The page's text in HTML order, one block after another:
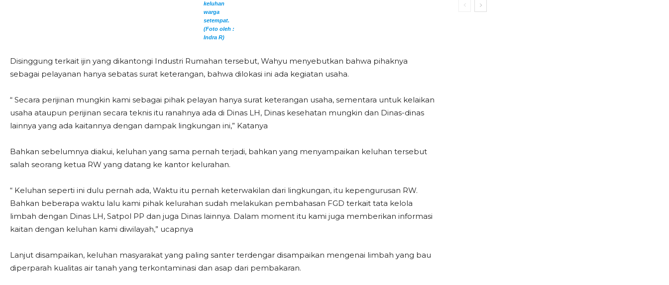
keluhan
warga
setempat.
(Foto oleh :
Indra R)
Disinggung terkait ijin yang dikantongi Industri Rumahan tersebut, Wahyu menyebutkan bahwa pihaknya
sebagai pelayanan hanya sebatas surat keterangan, bahwa dilokasi ini ada kegiatan usaha.
“ Secara perijinan mungkin kami sebagai pihak pelayan hanya surat keterangan usaha, sementara untuk kelaikan
usaha ataupun perijinan secara teknis itu ranahnya ada di Dinas LH, Dinas kesehatan mungkin dan Dinas-dinas
lainnya yang ada kaitannya dengan dampak lingkungan ini,” Katanya
Bahkan sebelumnya diakui, keluhan yang sama pernah terjadi, bahkan yang menyampaikan keluhan tersebut
salah seorang ketua RW yang datang ke kantor kelurahan.
“ Keluhan seperti ini dulu pernah ada, Waktu itu pernah keterwakilan dari lingkungan, itu kepengurusan RW.
Bahkan beberapa waktu lalu kami pihak kelurahan sudah melakukan pembahasan FGD terkait tata kelola
limbah dengan Dinas LH, Satpol PP dan juga Dinas lainnya. Dalam moment itu kami juga memberikan informasi
kaitan dengan keluhan kami diwilayah,” ucapnya
Lanjut disampaikan, keluhan masyarakat yang paling santer terdengar disampaikan mengenai limbah yang bau
diperparah kualitas air tanah yang terkontaminasi dan asap dari pembakaran.